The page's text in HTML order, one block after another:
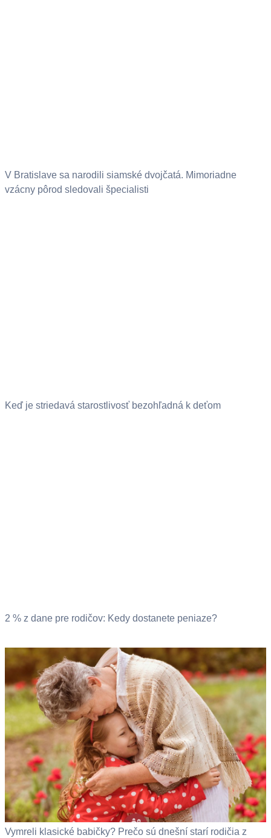
V Bratislave sa narodili siamské dvojčatá. Mimoriadne
vzácny pôrod sledovali špecialisti
Keď je striedavá starostlivosť bezohľadná k deťom
2 % z dane pre rodičov: Kedy dostanete peniaze?
Vymreli klasické babičky? Prečo sú dnešní starí rodičia z